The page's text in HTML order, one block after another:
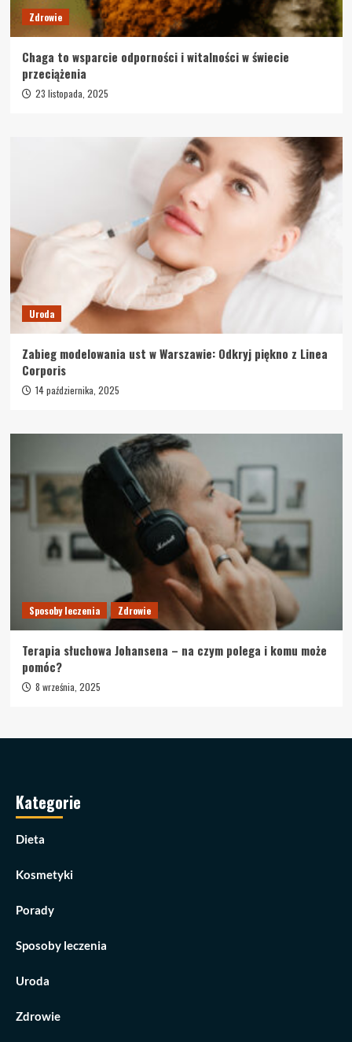
Zdrowie
Chaga to wsparcie odporności i witalności w świecie
przeciążenia
23 listopada, 2025
Uroda
Zabieg modelowania ust w Warszawie: Odkryj piękno z Linea
Corporis
14 października, 2025
Sposoby leczenia Zdrowie
Terapia słuchowa Johansena – na czym polega i komu może
pomóc?
8 września, 2025
Kategorie
Dieta
Kosmetyki
Porady
Sposoby leczenia
Uroda
Zdrowie